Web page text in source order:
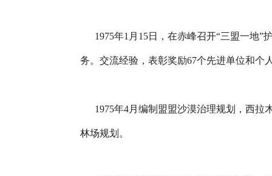
1975年1月15日，在赤峰召开“三盟一地”
务。交流经验，表彰奖励67个先进单位和个
1975年4月编制盟盟沙漠治理规划，西拉
林场规划。